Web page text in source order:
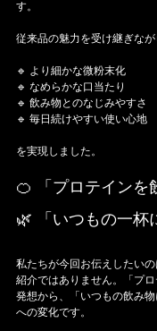
す。
従来品の魅力を受け継ぎなが
🔹 より細かな微粉末化
🔹 なめらかな口当たり
🔹 飲み物とのなじみやすさ
🔹 毎日続けやすい使い心地
を実現しました。
🍊 「プロテインを
🌿 「いつもの一杯
私たちが今回お伝えしたい
紹介ではありません。「プ
発想から、「いつもの飲み
への変化です。